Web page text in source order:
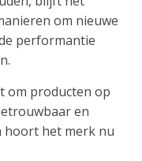
om nieuwe
performantie
om producten op
en
hoort het merk nu